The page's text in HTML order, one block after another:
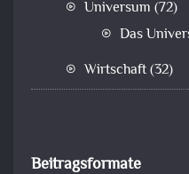
Universum (72)
Das
Wirtschaft(32)
Beitragsformate